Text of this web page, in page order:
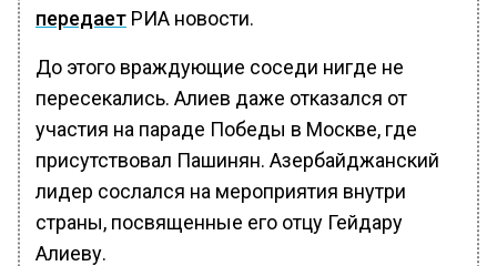
передает РИА новости.
До этого враждующие соседи нигде не
пересекались. Алиев даже отказался от
участия на параде Победы в Москве, где
присутствовал Пашинян. Азербайджанский
лидер сослался на мероприятия внутри
страны, посвященные его отцу Гейдару
Алиеву.